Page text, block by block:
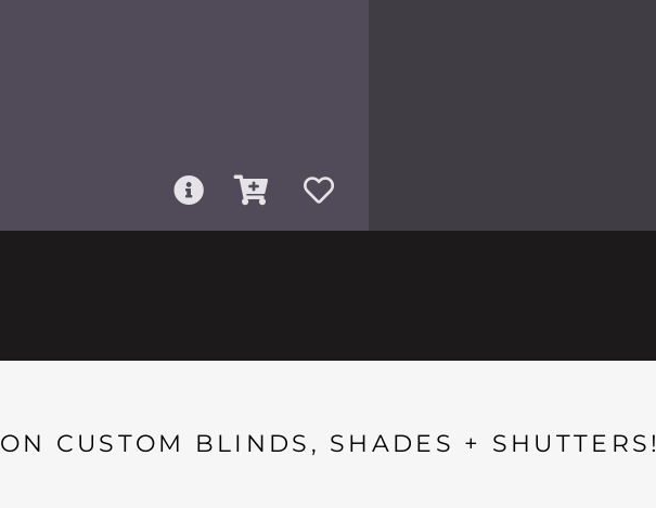
ON CUSTOM BLINDS, SHADES + SHUTTERS!